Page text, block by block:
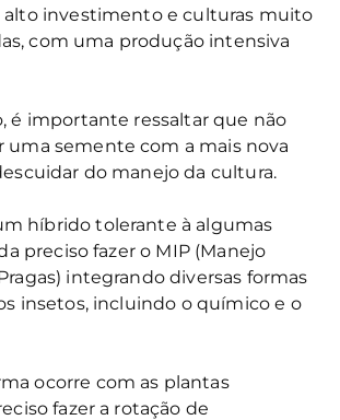
alto investimento e culturas muito
com uma produção intensiva
é importante ressaltar que não
uma semente com a mais nova
do manejo da cultura.
híbrido tolerante à algumas
preciso fazer o MIP (Manejo
integrando diversas formas
insetos, incluindo o químico e o
ocorre com as plantas
fazer a rotação de